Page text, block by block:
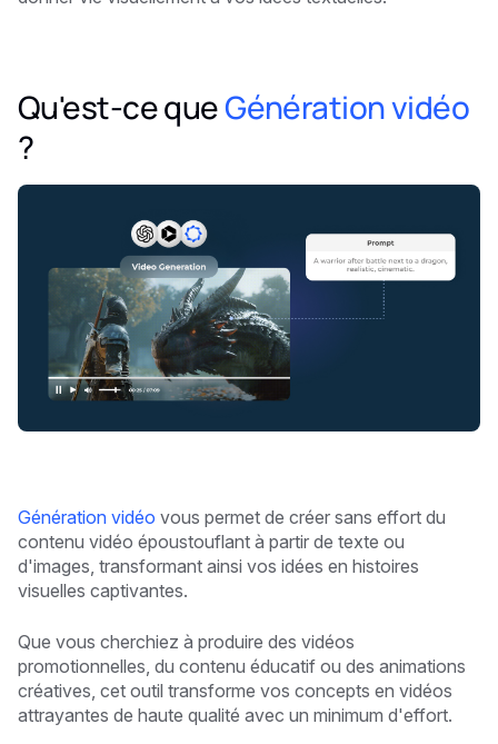
Qu'est-ce queGénération vidéo
?
Génération vidéo vous permet de créer sans effort du
contenu vidéo époustouflant à partir de texte ou
d'images, transformant ainsi vos idées en histoires
visuelles captivantes.
Que vous cherchiez à produire des vidéos
promotionnelles, du contenu éducatif ou des animations
créatives, cet outil transforme vos concepts en vidéos
attrayantes de haute qualité avec un minimum d'effort.